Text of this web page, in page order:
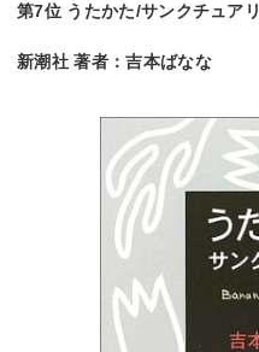
第7位 うたかた/サンクチュアリ
新潮社 著者：吉本ばなな